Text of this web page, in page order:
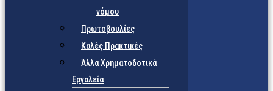
νόμου
Πρωτοβουλίες
Καλές Πρακτικές
Άλλα Χρηματοδοτικά
Εργαλεία